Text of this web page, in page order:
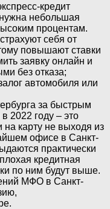
кредит
небольшая
процентам.
себя от
повышают ставки
заявку онлайн и
без отказа;
автомобиля или
за быстрым
2022 году – это
на карту не выходя из
офисе в Санкт-
практически
кредитная
по ним будут выше.
МФО в Санкт-